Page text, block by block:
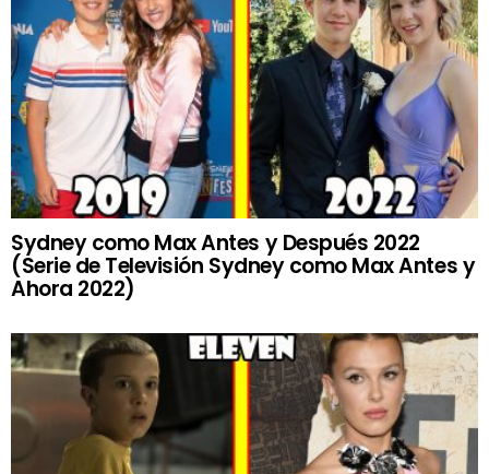
Sydney como Max Antes y Después 2022
(Serie de Televisión Sydney como Max Antes y
Ahora 2022)